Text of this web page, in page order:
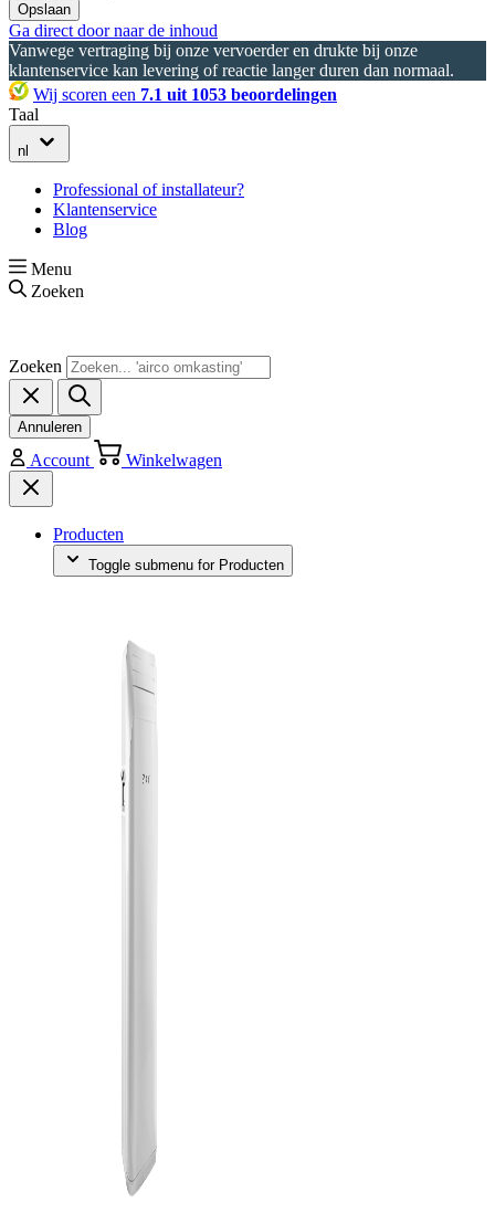
Opslaan
Ga direct door naar de inhoud
Vanwege vertraging bij onze vervoerder en drukte bij onze
klantenservice kan levering of reactie langer duren dan normaal.
Wij scoren een 7.1 uit 1053 beoordelingen
Taal
nl
Professional of installateur?
Klantenservice
Blog
Menu
Zoeken
Zoeken
Annuleren
Account Winkelwagen
Producten
Toggle submenu for Producten